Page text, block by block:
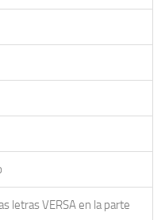
letras VERSA en la parte